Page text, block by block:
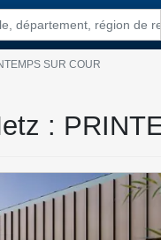
département, région de
SUR COUR
: